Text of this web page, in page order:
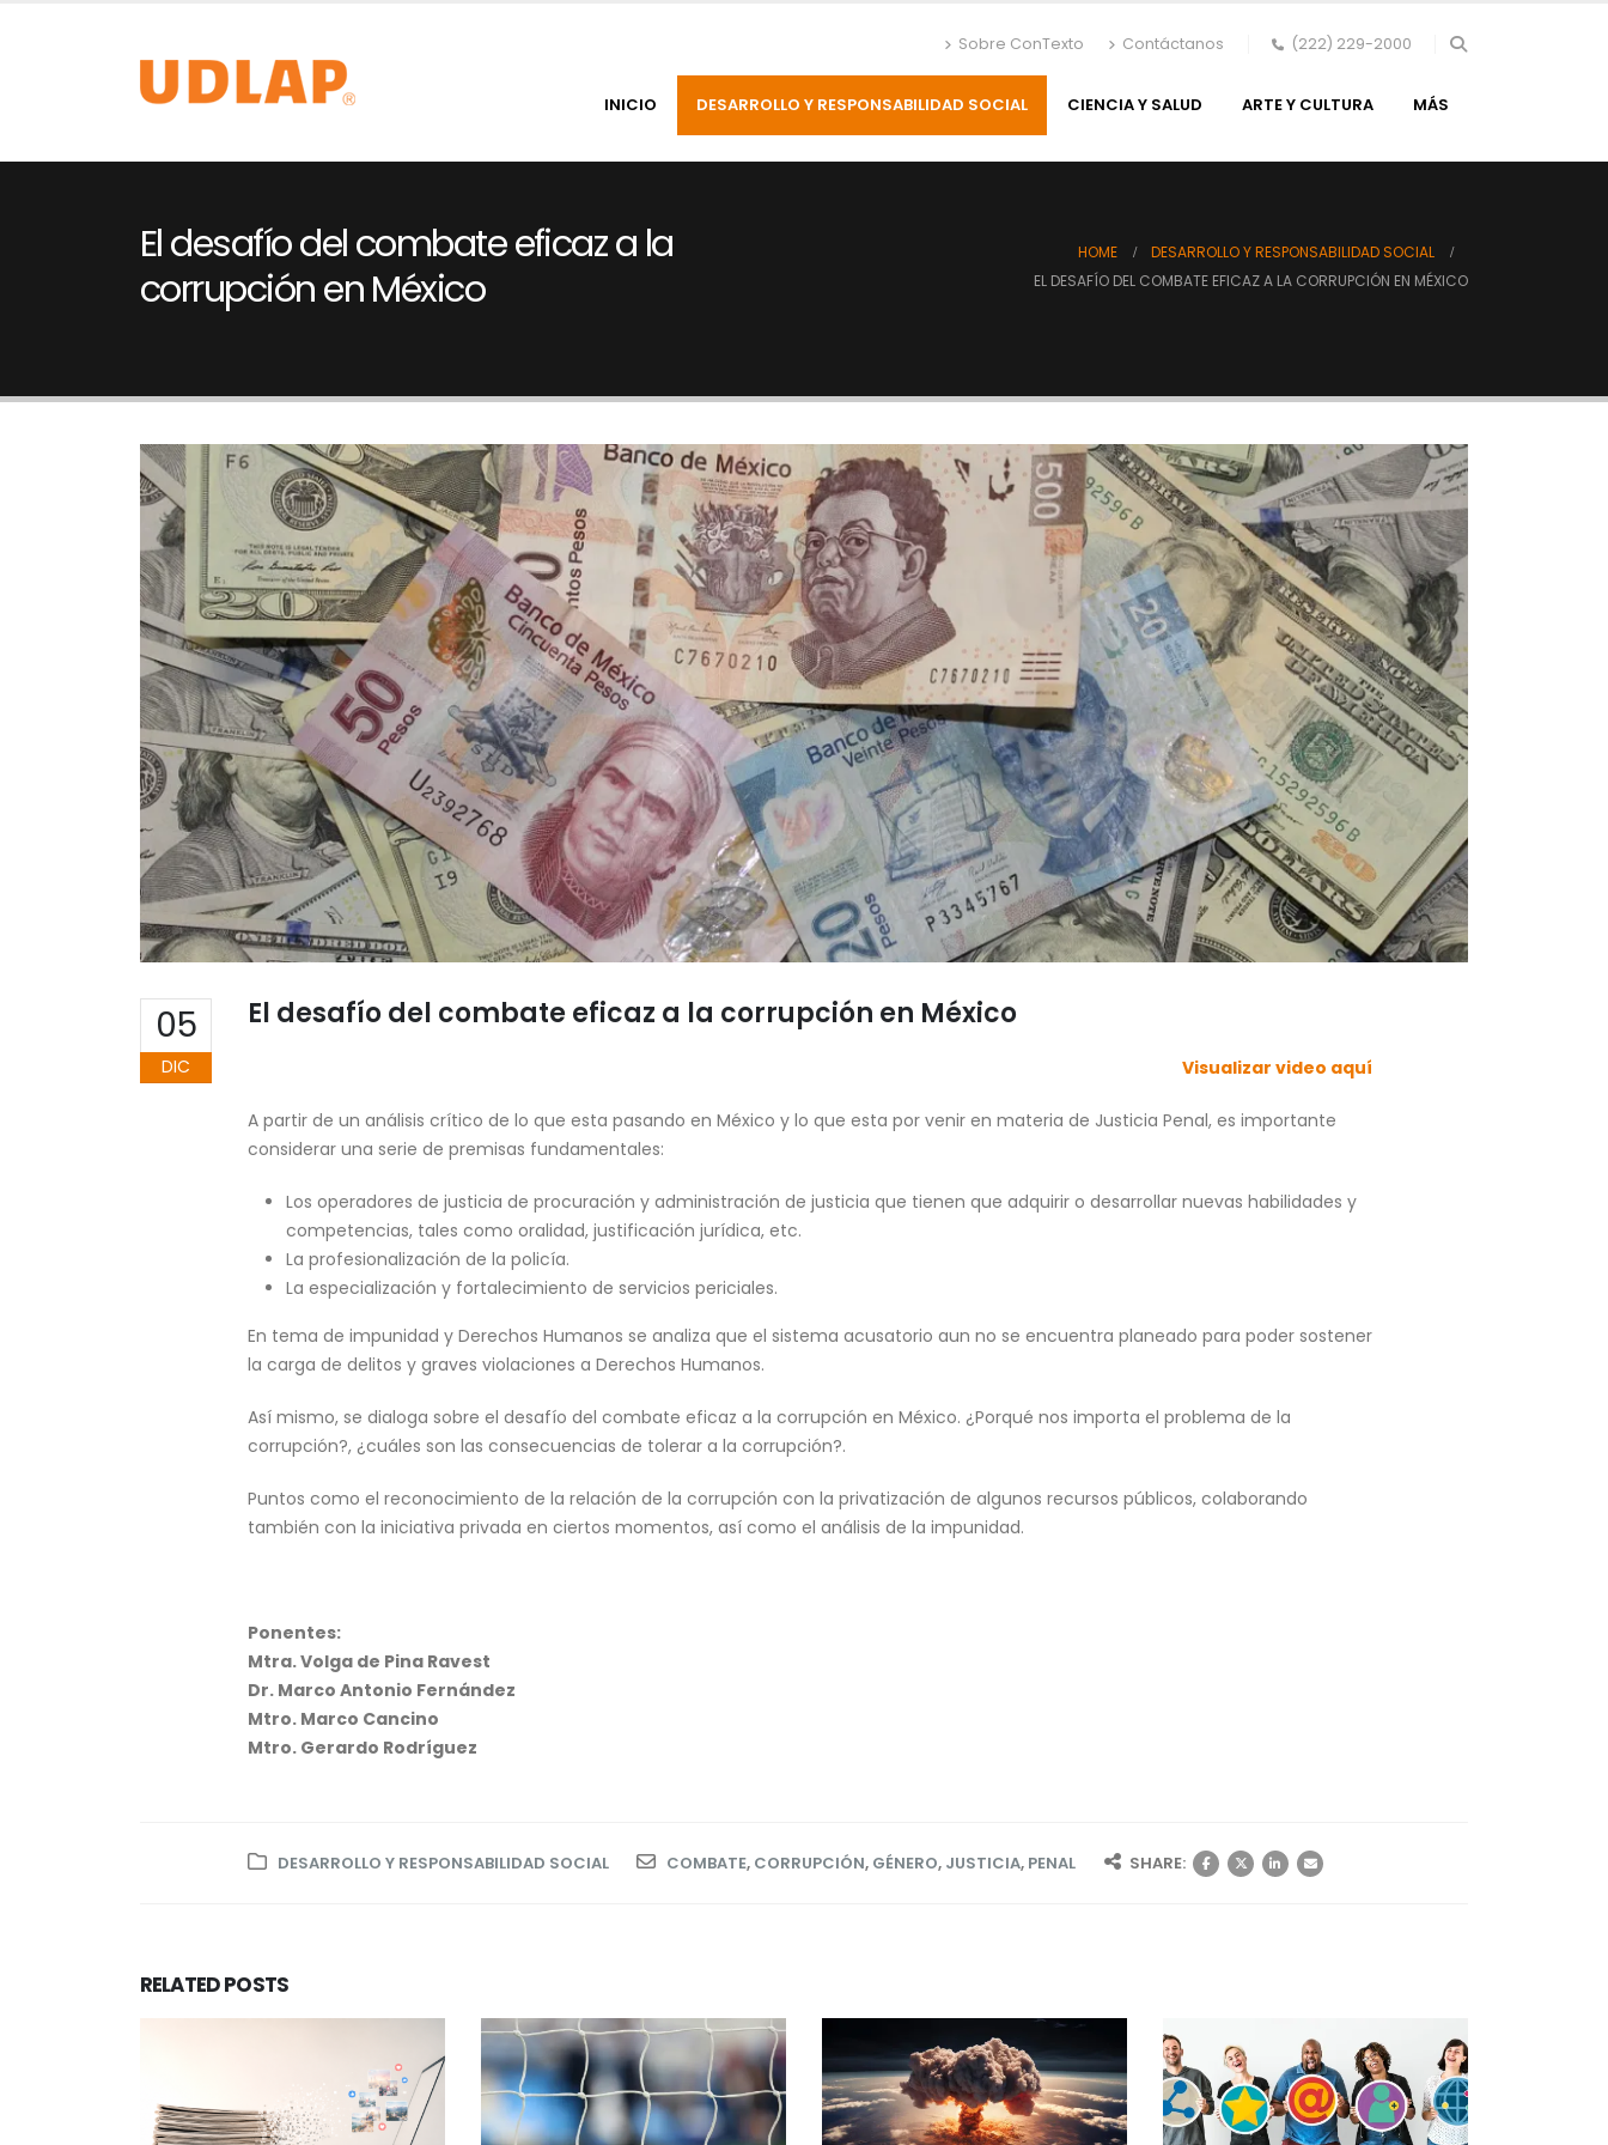
Sobre ConTexto Contáctanos (222) 229-2000
INICIO DESARROLLO Y RESPONSABILIDAD SOCIAL CIENCIA Y SALUD ARTE Y CULTURA MÁS
El desafío del combate eficaz a la
corrupción en México
HOME
DESARROLLO Y RESPONSABILIDAD SOCIAL
EL DESAFÍO DEL COMBATE EFICAZ A LA CORRUPCIÓN EN MÉXICO
05
DIC
El desafío del combate eficaz a la corrupción en México
Visualizar video aquí
A partir de un análisis crítico de lo que esta pasando en México y lo que esta por venir en materia de Justicia Penal, es importante
considerar una serie de premisas fundamentales:
Los operadores de justicia de procuración y administración de justicia que tienen que adquirir o desarrollar nuevas habilidades y
competencias, tales como oralidad, justificación jurídica, etc.
La profesionalización de la policía.
La especialización y fortalecimiento de servicios periciales.
En tema de impunidad y Derechos Humanos se analiza que el sistema acusatorio aun no se encuentra planeado para poder sostener
la carga de delitos y graves violaciones a Derechos Humanos.
Así mismo, se dialoga sobre el desafío del combate eficaz a la corrupción en México. ¿Porqué nos importa el problema de la
corrupción?, ¿cuáles son las consecuencias de tolerar a la corrupción?.
Puntos como el reconocimiento de la relación de la corrupción con la privatización de algunos recursos públicos, colaborando
también con la iniciativa privada en ciertos momentos, así como el análisis de la impunidad.
Ponentes:
Mtra. Volga de Pina Ravest
Dr. Marco Antonio Fernández
Mtro. Marco Cancino
Mtro. Gerardo Rodríguez
DESARROLLO Y RESPONSABILIDAD SOCIAL COMBATE, CORRUPCIÓN, GÉNERO, JUSTICIA, PENAL SHARE:
RELATEDPOSTS